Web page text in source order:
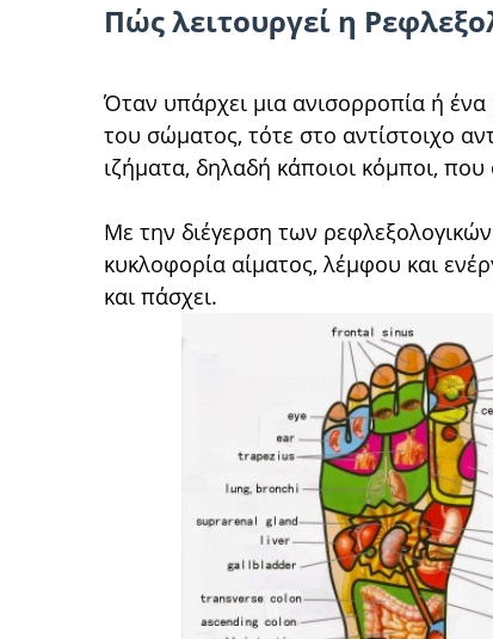
Πώς λειτουργεί η
Όταν υπάρχει μια ανισορροπία ή
του σώματος, τότε στο αντίστοιχο
ιζήματα, δηλαδή κάποιοι κόμποι, που
Με την διέγερση των
κυκλοφορία αίματος, λέμφου και
και πάσχει.